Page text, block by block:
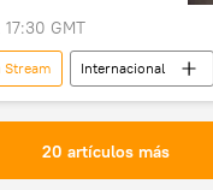
GMT
Stream
Internacional
Comisión Europea
🌍 Europa
20 artículos más